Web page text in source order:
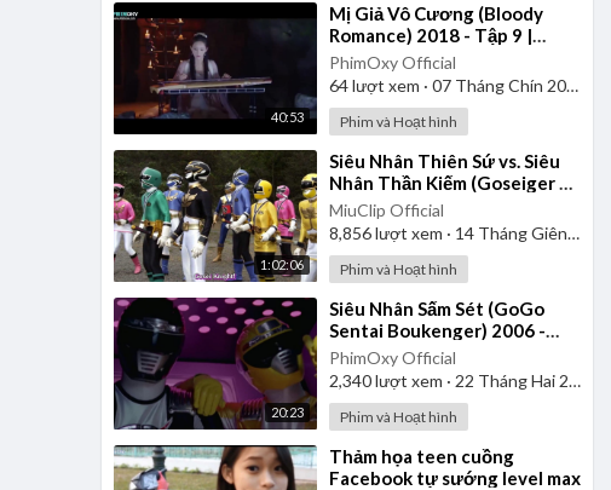
40:53
⁣Mị Giả Vô Cương (Bloody
Romance) 2018 - Tập 9 |
Vietsub
PhimOxy Official
64lượt xem · 07 Tháng Chín 2025
Phim và Hoạt hình
1:02:06
⁣Siêu Nhân Thiên Sứ vs. Siêu
Nhân Thần Kiếm (Goseiger vs.
Shinkenger) | Vietsub
MiuClip Official
8,856lượt xem · 14 Tháng Giêng 2025
Phim và Hoạt hình
20:23
⁣Siêu Nhân Sấm Sét (GoGo
Sentai Boukenger) 2006 -
Tập 1 | Thuyết Minh
PhimOxy Official
2,340lượt xem · 22 Tháng Hai 2025
Phim và Hoạt hình
⁣Thảm họa teen cuồng
Facebook tự sướng level max